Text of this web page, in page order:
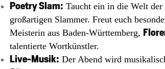
Poetry Slam: Taucht ein in die Welt
großartigen Slammer. Freut euch
Meisterin aus Baden-Württemberg,
talentierte Wortkünstler.
Live-Musik: Der Abend wird